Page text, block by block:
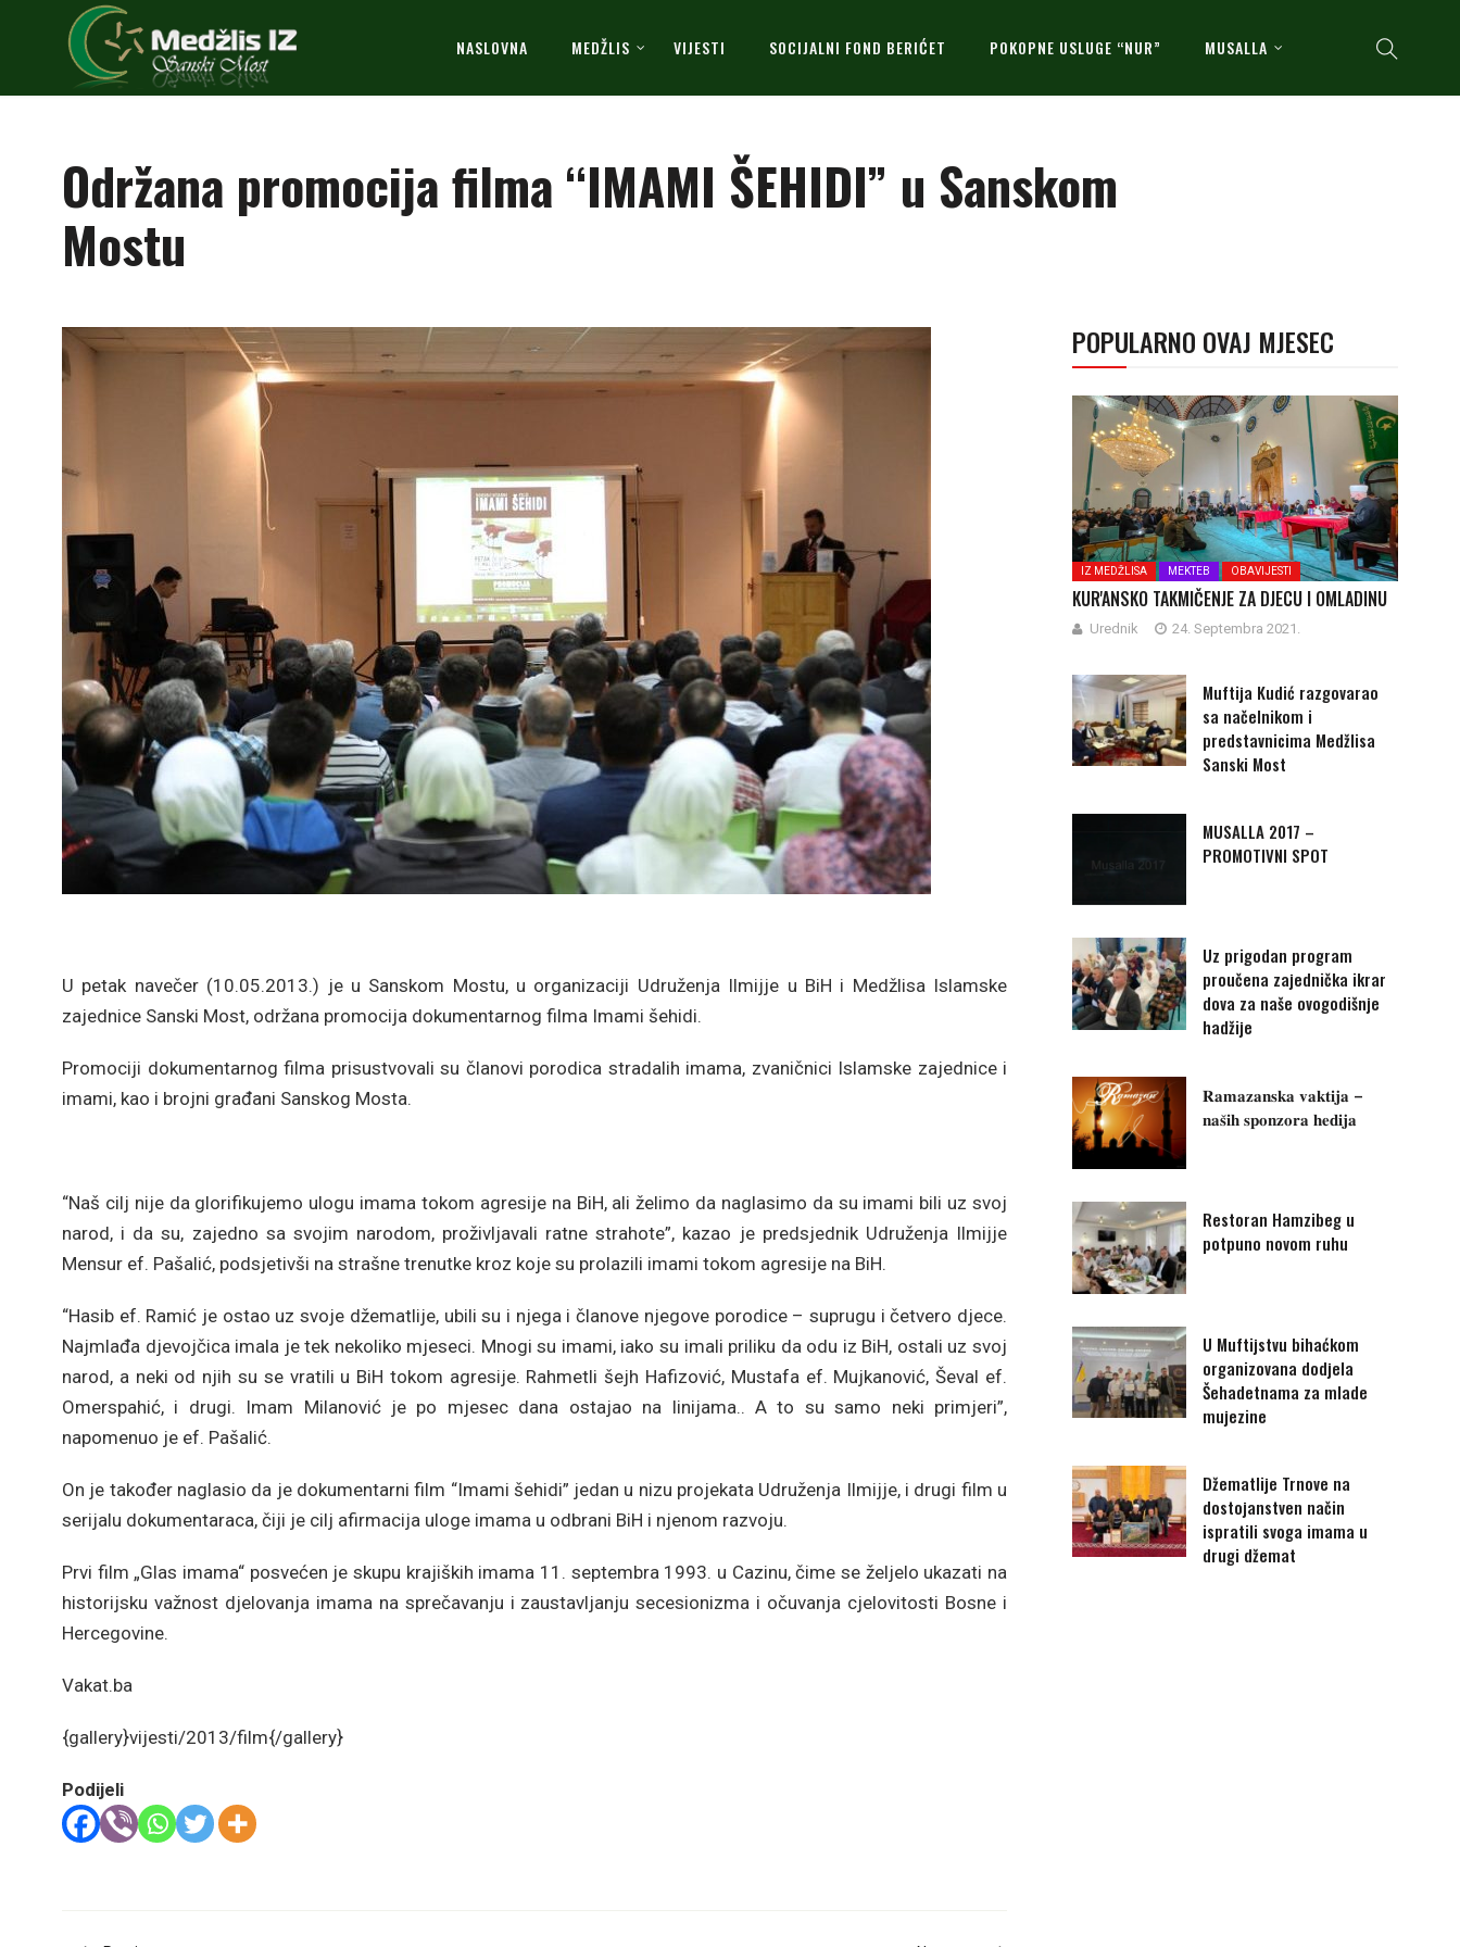
NASLOVNA MEDŽLIS VIJESTI SOCIJALNI FOND BERIĆET POKOPNE USLUGE “NUR” MUSALLA
Održana promocija filma “IMAMI ŠEHIDI” u Sanskom
Mostu
U petak navečer (10.05.2013.) je u Sanskom Mostu, u organizaciji Udruženja Ilmijje u BiH i Medžlisa Islamske
zajednice Sanski Most, održana promocija dokumentarnog filma Imami šehidi.
Promociji dokumentarnog filma prisustvovali su članovi porodica stradalih imama, zvaničnici Islamske zajednice i
imami, kao i brojni građani Sanskog Mosta.
“Naš cilj nije da glorifikujemo ulogu imama tokom agresije na BiH, ali želimo da naglasimo da su imami bili uz svoj
narod, i da su, zajedno sa svojim narodom, proživljavali ratne strahote”, kazao je predsjednik Udruženja Ilmijje
Mensur ef. Pašalić, podsjetivši na strašne trenutke kroz koje su prolazili imami tokom agresije na BiH.
“Hasib ef. Ramić je ostao uz svoje džematlije, ubili su i njega i članove njegove porodice – suprugu i četvero djece.
Najmlađa djevojčica imala je tek nekoliko mjeseci. Mnogi su imami, iako su imali priliku da odu iz BiH, ostali uz svoj
narod, a neki od njih su se vratili u BiH tokom agresije. Rahmetli šejh Hafizović, Mustafa ef. Mujkanović, Ševal ef.
Omerspahić, i drugi. Imam Milanović je po mjesec dana ostajao na linijama.. A to su samo neki primjeri”,
napomenuo je ef. Pašalić.
On je također naglasio da je dokumentarni film “Imami šehidi” jedan u nizu projekata Udruženja Ilmijje, i drugi film u
serijalu dokumentaraca, čiji je cilj afirmacija uloge imama u odbrani BiH i njenom razvoju.
Prvi film „Glas imama“ posvećen je skupu krajiških imama 11. septembra 1993. u Cazinu, čime se željelo ukazati na
historijsku važnost djelovanja imama na sprečavanju i zaustavljanju secesionizma i očuvanja cjelovitosti Bosne i
Hercegovine.
Vakat.ba
{gallery}vijesti/2013/film{/gallery}
Podijeli
POPULARNO OVAJ MJESEC
IZ MEDŽLISA MEKTEB OBAVIJESTI
KUR'ANSKO TAKMIČENJE ZA DJECU I OMLADINU
Urednik 24. Septembra 2021.
Muftija Kudić razgovarao
sa načelnikom i
predstavnicima Medžlisa
Sanski Most
MUSALLA 2017 –
PROMOTIVNI SPOT
Uz prigodan program
proučena zajednička ikrar
dova za naše ovogodišnje
hadžije
𝐑𝐚𝐦𝐚𝐳𝐚𝐧𝐬𝐤𝐚 𝐯𝐚𝐤𝐭𝐢𝐣𝐚 –
𝐧𝐚𝐬̌𝐢𝐡 𝐬𝐩𝐨𝐧𝐳𝐨𝐫𝐚 𝐡𝐞𝐝𝐢𝐣𝐚
Restoran Hamzibeg u
potpuno novom ruhu
U Muftijstvu bihaćkom
organizovana dodjela
Šehadetnama za mlade
mujezine
Džematlije Trnove na
dostojanstven način
ispratili svoga imama u
drugi džemat